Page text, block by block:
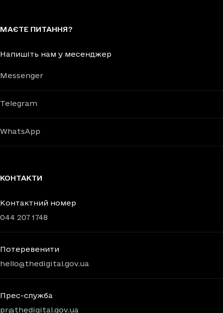
МАЄТЕ ПИТАННЯ?
Напишіть нам у месенджер
Messenger
Telegram
WhatsApp
КОНТАКТИ
Контактний номер
044 207 1748
Потеревенити
hello@thedigital.gov.ua
Прес-служба
pr@thedigital.gov.ua